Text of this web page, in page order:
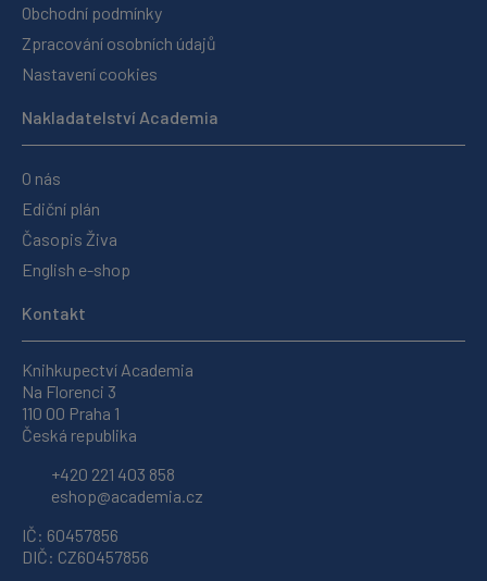
Obchodní podmínky
Zpracování osobních údajů
Nastavení cookies
Nakladatelství Academia
O nás
Ediční plán
Časopis Živa
English e-shop
Kontakt
Knihkupectví Academia
Na Florenci 3
110 00 Praha 1
Česká republika
+420 221 403 858
eshop@academia.cz
IČ: 60457856
DIČ: CZ60457856